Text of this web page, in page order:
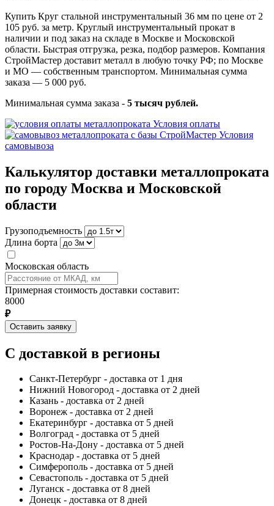
Купить Круг стальной инструментальный 36 мм по цене от 2
105 руб. за метр. Круглый инструментальный прокат в
наличии и под заказ на складе в Москве и Московской
области. Быстрая отгрузка, резка, подбор размеров. Компания
СтройМастер доставит металл в любую точку РФ; по Москве
и МО — собственным транспортом. Минимальная сумма
заказа — 5 000 руб.
Минимальная сумма заказа - 5 тысяч рублей.
Условия оплаты
Условия
самовывоза
Калькулятор доставки металлопроката
по городу Москва и Московской
области
Грузоподъемность
Длина борта
Московская область
Примерная стоимость доставки составит:
8000
₽
Оставить заявку
С доставкой в регионы
Санкт-Петербург - доставка от 1 дня
Нижний Новогород - доставка от 2 дней
Казань - доставка от 2 дней
Воронеж - доставка от 2 дней
Екатеринбург - доставка от 5 дней
Волгоград - доставка от 5 дней
Ростов-На-Дону - доставка от 5 дней
Краснодар - доставка от 5 дней
Симферополь - доставка от 5 дней
Севастополь - доставка от 5 дней
Луганск - доставка от 8 дней
Донецк - доставка от 8 дней